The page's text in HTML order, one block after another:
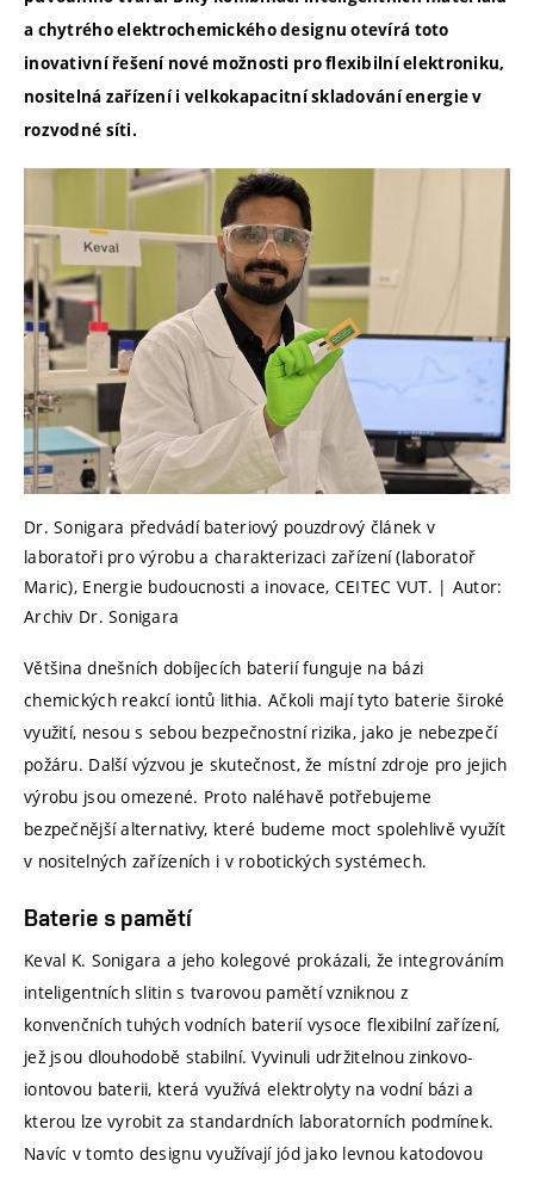
a chytrého elektrochemického designu otevírá toto
inovativní řešení nové možnosti pro flexibilní elektroniku,
nositelná zařízení i velkokapacitní skladování energie v
rozvodné síti.
Dr. Sonigara předvádí bateriový pouzdrový článek v
laboratoři pro výrobu a charakterizaci zařízení (laboratoř
Maric), Energie budoucnosti a inovace, CEITEC VUT. | Autor:
Archiv Dr. Sonigara
Většina dnešních dobíjecích baterií funguje na bázi
chemických reakcí iontů lithia. Ačkoli mají tyto baterie široké
využití, nesou s sebou bezpečnostní rizika, jako je nebezpečí
požáru. Další výzvou je skutečnost, že místní zdroje pro jejich
výrobu jsou omezené. Proto naléhavě potřebujeme
bezpečnější alternativy, které budeme moct spolehlivě využít
v nositelných zařízeních i v robotických systémech.
Baterie s pamětí
Keval K. Sonigara a jeho kolegové prokázali, že integrováním
inteligentních slitin s tvarovou pamětí vzniknou z
konvenčních tuhých vodních baterií vysoce flexibilní zařízení,
jež jsou dlouhodobě stabilní. Vyvinuli udržitelnou zinkovo-
iontovou baterii, která využívá elektrolyty na vodní bázi a
kterou lze vyrobit za standardních laboratorních podmínek.
Navíc v tomto designu využívají jód jako levnou katodovou